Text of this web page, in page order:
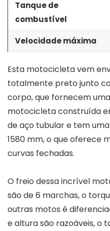
Tanque de
combustível
Velocidade máxima
Esta motocicleta vem
totalmente preto junto
corpo, que fornecem
motocicleta construída
de aço tubular e tem
1580 mm, o que oferece
curvas fechadas.
O freio dessa incrível
são de 6 marchas, o
outras motos é
e altura são razoáveis, o